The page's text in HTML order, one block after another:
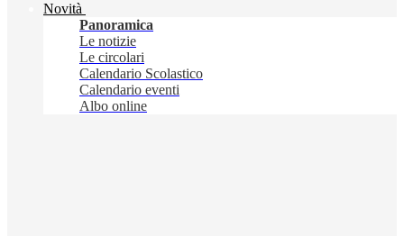
Novità
Panoramica
Le notizie
Le circolari
Calendario Scolastico
Calendario eventi
Albo online